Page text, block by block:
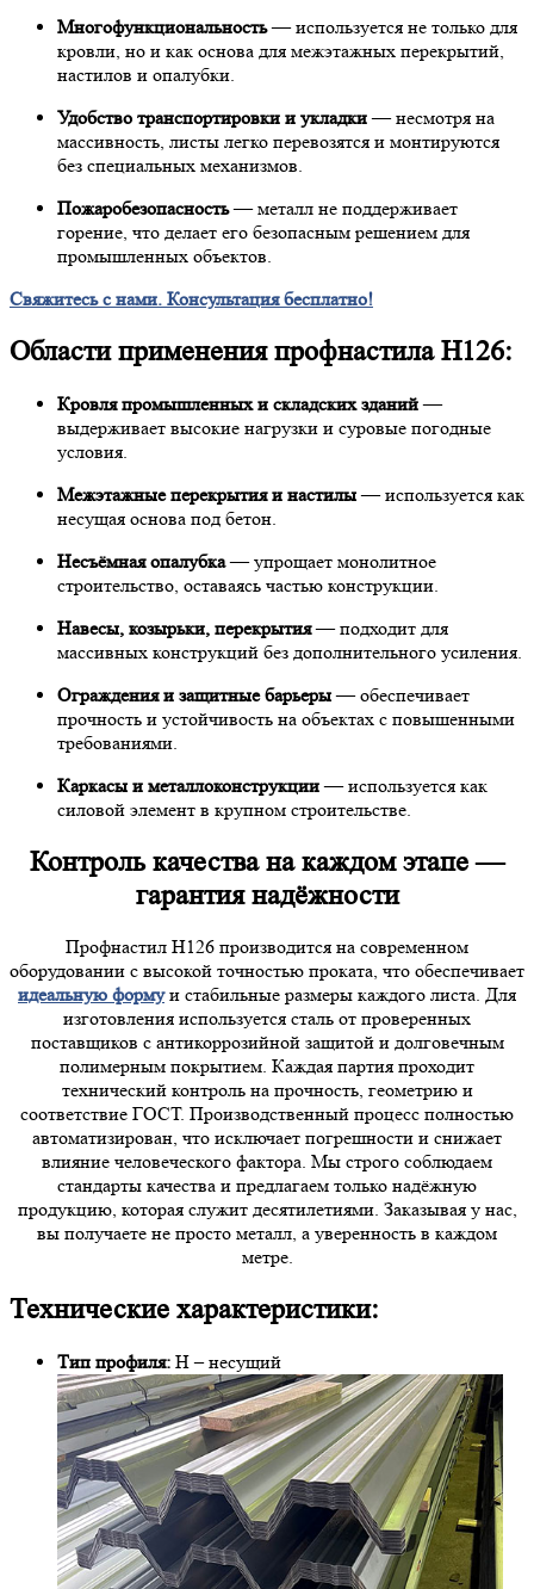
Многофункциональность— используется не только для
кровли, но и как основа для межэтажных перекрытий,
настилов и опалубки.
Удобство транспортировки и укладки— несмотря на
массивность, листы легко перевозятся и монтируются
без специальных механизмов.
Пожаробезопасность— металл не поддерживает
горение, что делает его безопасным решением для
промышленных объектов.
Свяжитесь с нами. Консультация бесплатно!
Области применения профнастила Н126:
Кровля промышленных и складских зданий—
выдерживает высокие нагрузки и суровые погодные
условия.
Межэтажные перекрытия и настилы— используется как
несущая основа под бетон.
Несъёмная опалубка— упрощает монолитное
строительство, оставаясь частью конструкции.
Навесы, козырьки, перекрытия— подходит для
массивных конструкций без дополнительного усиления.
Ограждения и защитные барьеры— обеспечивает
прочность и устойчивость на объектах с повышенными
требованиями.
Каркасы и металлоконструкции— используется как
силовой элемент в крупном строительстве.
Контроль качества на каждом этапе —
гарантия надёжности
Профнастил Н126 производится на современном
оборудовании с высокой точностью проката, что обеспечивает
идеальную формуи стабильные размеры каждого листа. Для
изготовления используется сталь от проверенных
поставщиков с антикоррозийной защитой и долговечным
полимерным покрытием. Каждая партия проходит
технический контроль на прочность, геометрию и
соответствие ГОСТ. Производственный процесс полностью
автоматизирован, что исключает погрешности и снижает
влияние человеческого фактора. Мы строго соблюдаем
стандарты качества и предлагаем только надёжную
продукцию, которая служит десятилетиями. Заказывая у нас,
вы получаете не просто металл, а уверенность в каждом
метре.
Технические характеристики:
Тип профиля: Н – несущий